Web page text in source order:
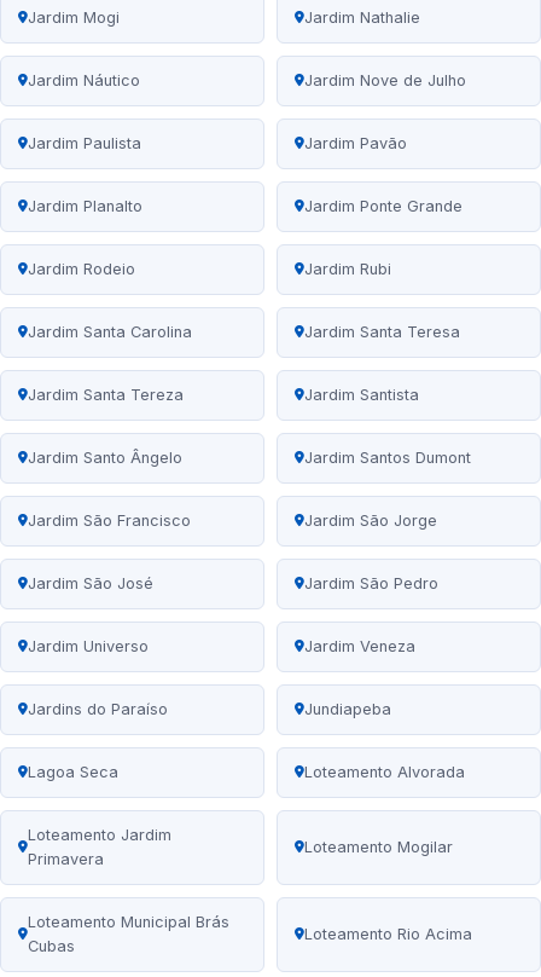
Jardim Mogi Jardim Nathalie
Jardim Náutico Jardim Nove de Julho
Jardim Paulista Jardim Pavão
Jardim Planalto Jardim Ponte Grande
Jardim Rodeio Jardim Rubi
Jardim Santa Carolina Jardim Santa Teresa
Jardim Santa Tereza Jardim Santista
Jardim Santo Ângelo Jardim Santos Dumont
Jardim São Francisco Jardim São Jorge
Jardim São José Jardim São Pedro
Jardim Universo Jardim Veneza
Jardins do Paraíso Jundiapeba
Lagoa Seca Loteamento Alvorada
Loteamento Jardim
Primavera
Loteamento Mogilar
Loteamento Municipal Brás
Cubas
Loteamento Rio Acima